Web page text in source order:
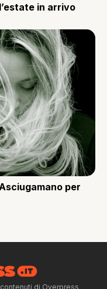
in arrivo
per
di Overpress